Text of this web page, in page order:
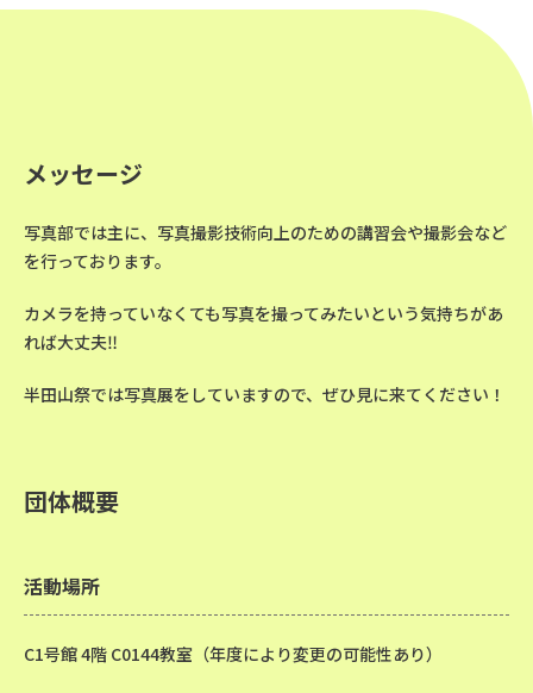
メッセージ
写真部では主に、写真撮影技術向上のための講習会や撮影会など
を行っております。
カメラを持っていなくても写真を撮ってみたいという気持ちがあ
れば大丈夫‼
半田山祭では写真展をしていますので、ぜひ見に来てください！
団体概要
活動場所
C1号館 4階 C0144教室（年度により変更の可能性あり）